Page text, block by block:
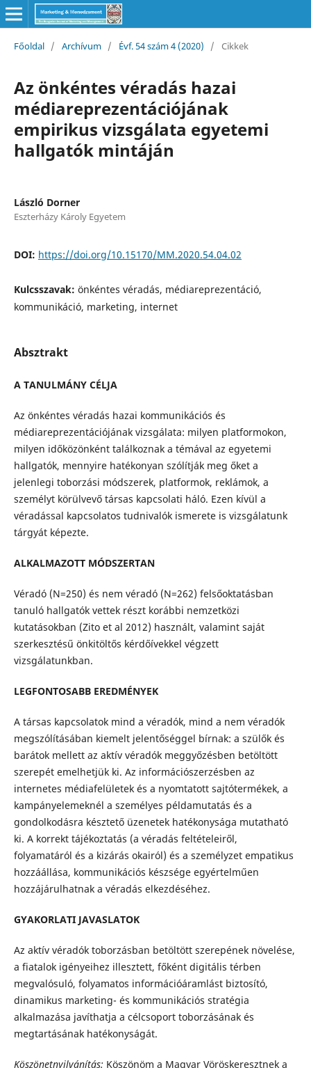
Főoldal / Archívum / Évf. 54 szám 4 (2020) / Cikkek
Az önkéntes véradás hazai
médiareprezentációjának
empirikus vizsgálata egyetemi
hallgatók mintáján
László Dorner
Eszterházy Károly Egyetem
DOI: https://doi.org/10.15170/MM.2020.54.04.02
Kulcsszavak: önkéntes véradás, médiareprezentáció,
kommunikáció, marketing, internet
Absztrakt
A TANULMÁNY CÉLJA
Az önkéntes véradás hazai kommunikációs és
médiareprezentációjának vizsgálata: milyen platformokon,
milyen időközönként találkoznak a témával az egyetemi
hallgatók, mennyire hatékonyan szólítják meg őket a
jelenlegi toborzási módszerek, platformok, reklámok, a
személyt körülvevő társas kapcsolati háló. Ezen kívül a
véradással kapcsolatos tudnivalók ismerete is vizsgálatunk
tárgyát képezte.
ALKALMAZOTT MÓDSZERTAN
Véradó (N=250) és nem véradó (N=262) felsőoktatásban
tanuló hallgatók vettek részt korábbi nemzetközi
kutatásokban (Zito et al 2012) használt, valamint saját
szerkesztésű önkitöltős kérdőívekkel végzett
vizsgálatunkban.
LEGFONTOSABB EREDMÉNYEK
A társas kapcsolatok mind a véradók, mind a nem véradók
megszólításában kiemelt jelentőséggel bírnak: a szülők és
barátok mellett az aktív véradók meggyőzésben betöltött
szerepét emelhetjük ki. Az információszerzésben az
internetes médiafelületek és a nyomtatott sajtótermékek, a
kampányelemeknél a személyes példamutatás és a
gondolkodásra késztető üzenetek hatékonysága mutatható
ki. A korrekt tájékoztatás (a véradás feltételeiről,
folyamatáról és a kizárás okairól) és a személyzet empatikus
hozzáállása, kommunikációs készsége egyértelműen
hozzájárulhatnak a véradás elkezdéséhez.
GYAKORLATI JAVASLATOK
Az aktív véradók toborzásban betöltött szerepének növelése,
a fiatalok igényeihez illesztett, főként digitális térben
megvalósuló, folyamatos információáramlást biztosító,
dinamikus marketing- és kommunikációs stratégia
alkalmazása javíthatja a célcsoport toborzásának és
megtartásának hatékonyságát.
Köszönetnyilvánítás: Köszönöm a Magyar Vöröskeresztnek a